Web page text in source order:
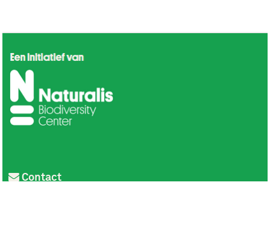
Contact